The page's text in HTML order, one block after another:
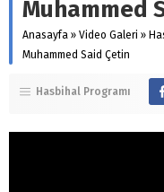
Muhammed
Anasayfa » Video Galeri »
Muhammed Said Çetin
Hasbihal Programı